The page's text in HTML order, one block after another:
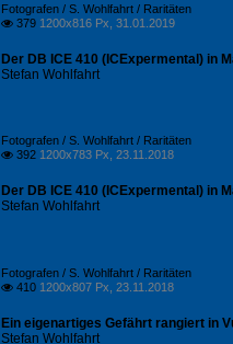
Fotografen / S. Wohlfahrt / Raritäten
 379 1200x816 Px, 31.01.2019
Der DB ICE 410 (ICExpermental) in
Stefan Wohlfahrt
Fotografen / S. Wohlfahrt / Raritäten
 392 1200x783 Px, 23.11.2018
Der DB ICE 410 (ICExpermental) in
Stefan Wohlfahrt
Fotografen / S. Wohlfahrt / Raritäten
 410 1200x807 Px, 23.11.2018
Ein eigenartiges Gefährt rangiert in
Stefan Wohlfahrt